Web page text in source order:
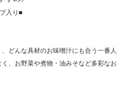
入り■
どんな具材のお味噌汁にも合う一番人
、お野菜や煮物・油みそなど多彩なお